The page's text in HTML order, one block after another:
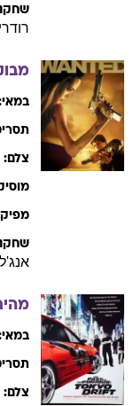
צלם:
צלם: